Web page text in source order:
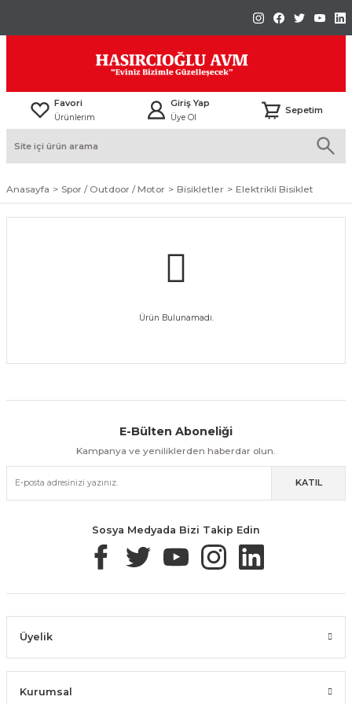
Favori
Ürünlerim
Giriş Yap
Üye Ol
Sepetim
Anasayfa Spor / Outdoor / Motor Bisikletler Elektrikli Bisiklet
Ürün Bulunamadı.
Kolay İade & Değişim Güvenli Alışveriş
Güvenli Paketleme Taksit / Havale İle Alışveriş Kolay İade & Değişim
E-Bülten Aboneliği
Kampanya ve yeniliklerden haberdar olun.
KATIL
Sosya Medyada Bizi Takip Edin
Üyelik
Kurumsal